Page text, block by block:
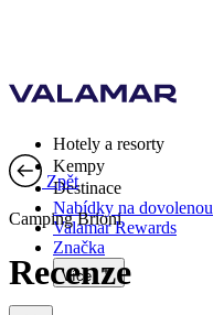
Hotely a resorty
Kempy
Destinace
Nabídky na dovolenou
Valamar Rewards
Značka
Více
Zpět
Camping Brioni
Recenze